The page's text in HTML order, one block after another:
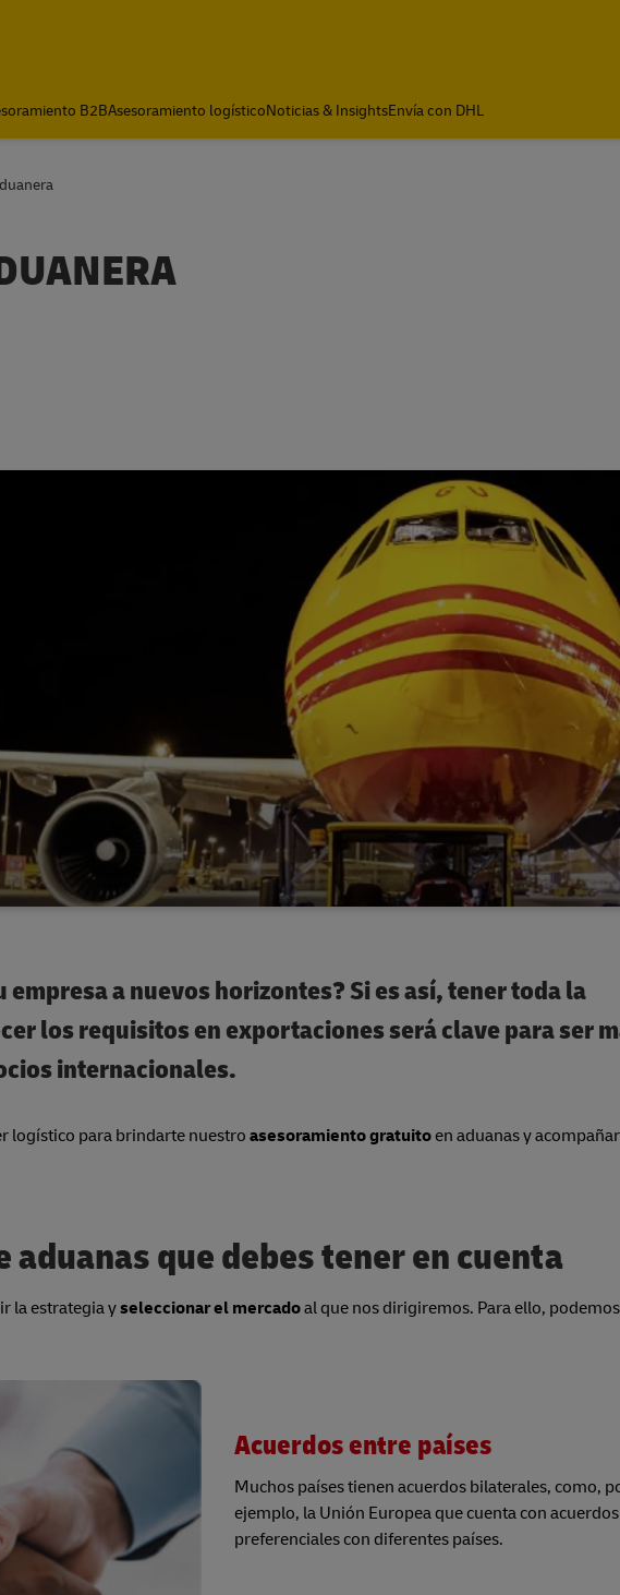
B2BAsesoramiento logísticoNoticias & InsightsEnvía con DHL
a nuevos horizontes? Si es así, tener toda la
los requisitos en exportaciones seráclave para ser
internacionales.
logístico para brindarte nuestro asesoramiento gratuito en aduanas y
que debes tener en cuenta
la estrategia yseleccionar el mercadoal que nos dirigiremos. Para ello,
Acuerdos entre países
Muchos países tienen acuerdos bilaterales, como,
ejemplo, la Unión Europea que cuenta con acuerdos
preferenciales con diferentes países.